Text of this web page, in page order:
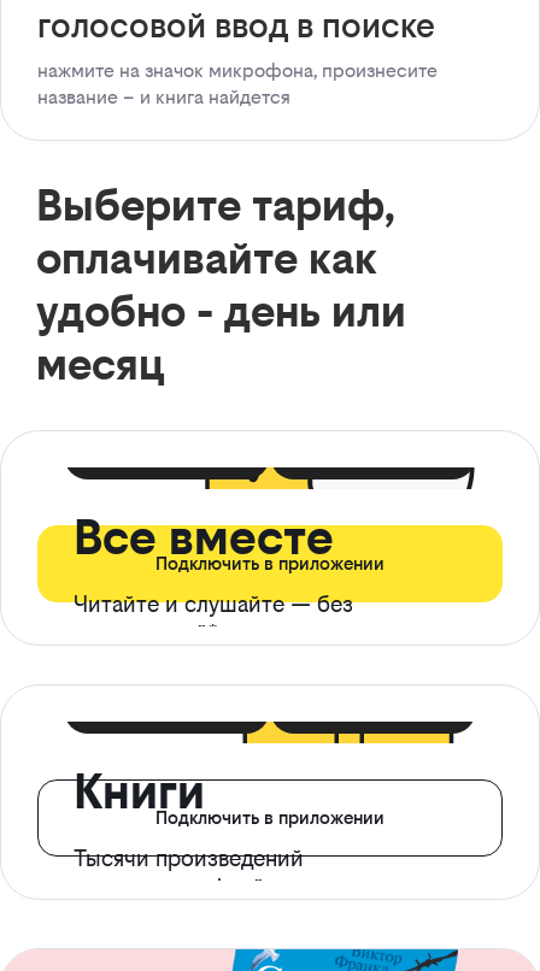
голосовой ввод в поиске
нажмите на значок микрофона, произнесите
название – и книга найдется
Выберите тариф,
оплачивайте как
удобно - день или
месяц
Все вместе
Читайте и слушайте — без
ограничений*
Подключить в приложении
Книги
Тысячи произведений
с доступом офлайн
Подключить в приложении